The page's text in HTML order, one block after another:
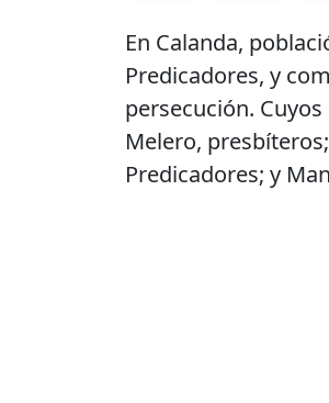
En Calanda,
Predicadores, y
persecución.
Melero,
Predicadores; y